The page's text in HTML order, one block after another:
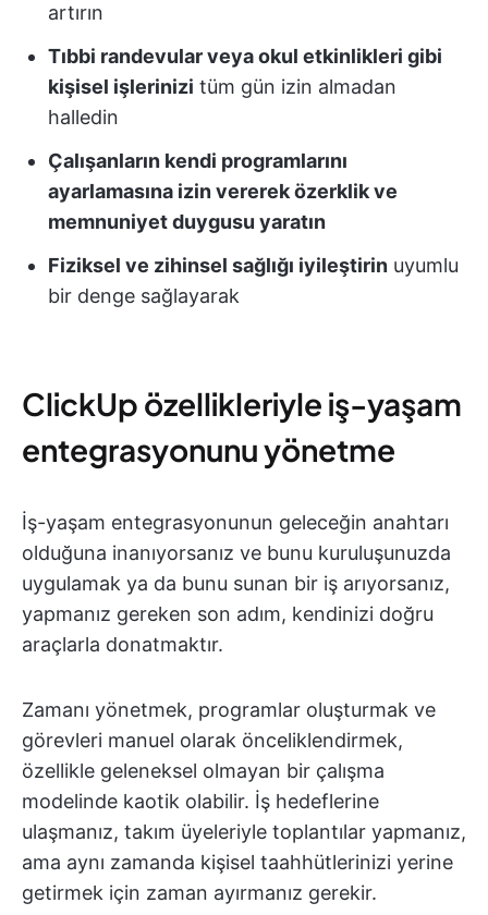
artırın
Tıbbi randevular veya okul etkinlikleri gibi
kişisel işlerinizi tüm gün izin almadan
halledin
Çalışanların kendi programlarını
ayarlamasına izin vererek özerklik ve
memnuniyet duygusu yaratın
Fiziksel ve zihinsel sağlığı iyileştirin uyumlu
bir denge sağlayarak
ClickUp özellikleriyle iş-yaşam
entegrasyonunu yönetme
İş-yaşam entegrasyonunun geleceğin anahtarı
olduğuna inanıyorsanız ve bunu kuruluşunuzda
uygulamak ya da bunu sunan bir iş arıyorsanız,
yapmanız gereken son adım, kendinizi doğru
araçlarla donatmaktır.
Zamanı yönetmek, programlar oluşturmak ve
görevleri manuel olarak önceliklendirmek,
özellikle geleneksel olmayan bir çalışma
modelinde kaotik olabilir. İş hedeflerine
ulaşmanız, takım üyeleriyle toplantılar yapmanız,
ama aynı zamanda kişisel taahhütlerinizi yerine
getirmek için zaman ayırmanız gerekir.